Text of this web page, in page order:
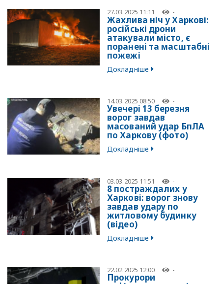
27.03.2025 11:11 -
Жахлива ніч у Харкові:
російські дрони
атакували місто, є
поранені та масштабні
пожежі
Докладніше
14.03.2025 08:50 -
Увечері 13 березня
ворог завдав
масований удар БпЛА
по Харкову (фото)
Докладніше
03.03.2025 11:51 -
8 постраждалих у
Харкові: ворог знову
завдав удару по
житловому будинку
(відео)
Докладніше
22.02.2025 12:00 -
Прокурори